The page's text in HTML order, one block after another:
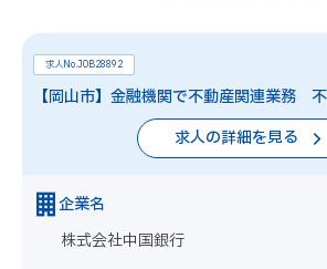
求人No.JOB28892
【岡山市】金融機関で不動産関連業務
求人の詳細を見る
企業名
株式会社中国銀行